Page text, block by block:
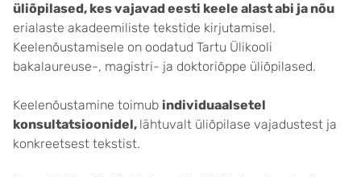
üliõpilased, kes vajavad eesti keele alast abi ja nõu
erialaste akadeemiliste tekstide kirjutamisel.
Keelenõustamisele on oodatud Tartu Ülikooli
bakalaureuse-, magistri- ja doktoriõppe üliõpilased.
Keelenõustamine toimub individuaalsetel
konsultatsioonidel, lähtuvalt üliõpilase vajadustest ja
konkreetsest tekstist.